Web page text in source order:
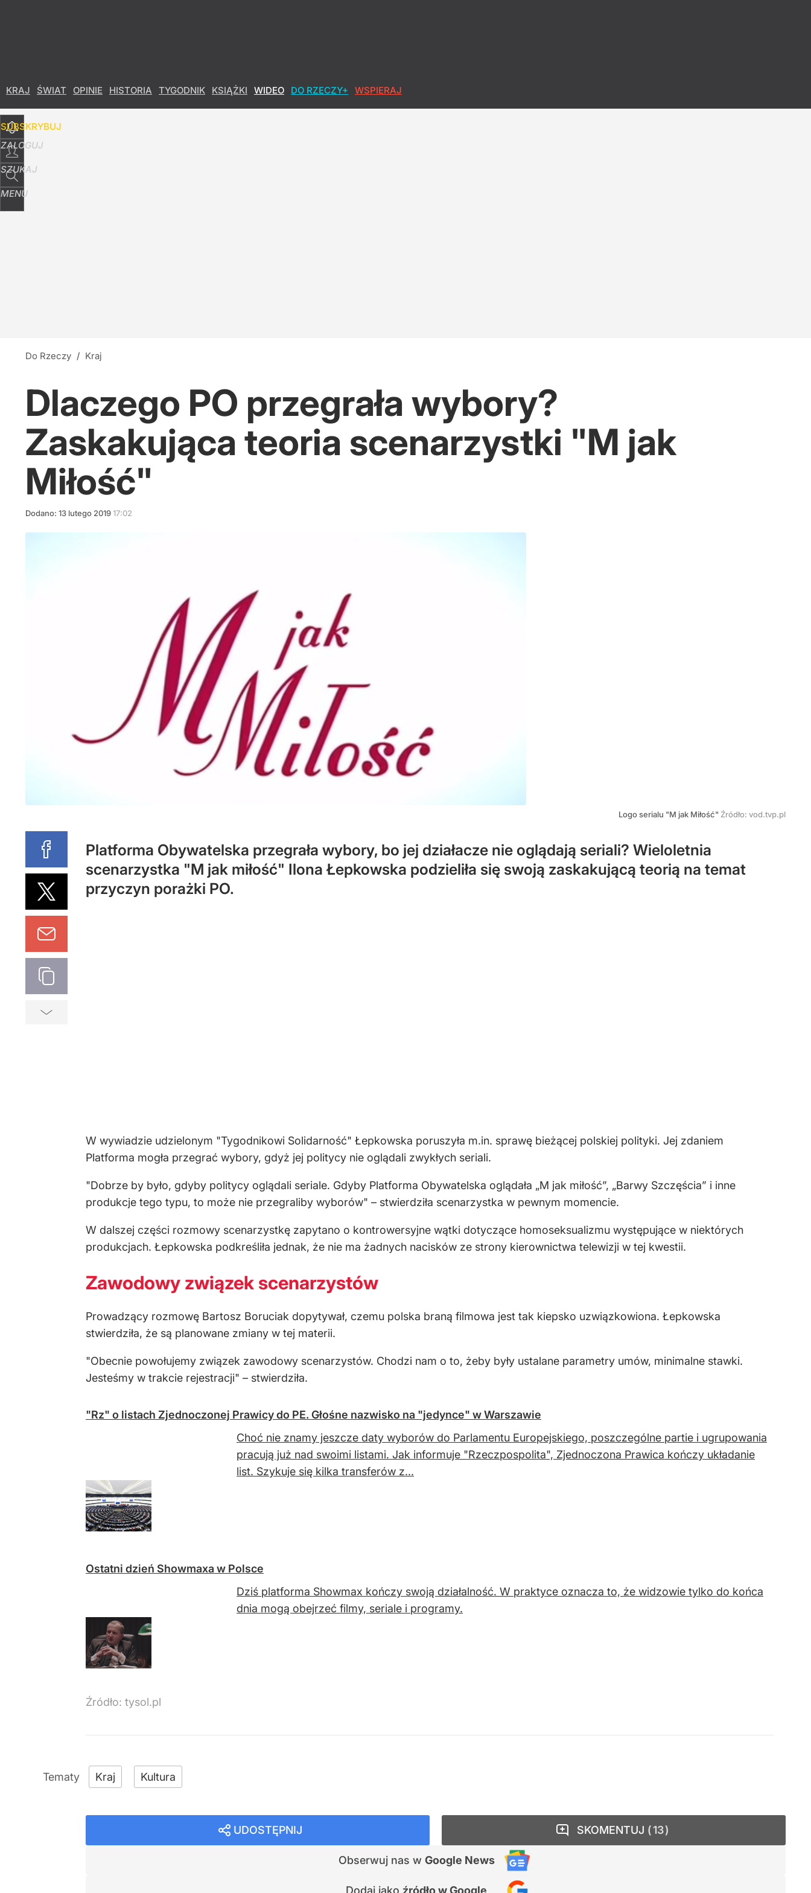
KRAJ ŚWIAT OPINIE HISTORIA TYGODNIK KSIĄŻKI WIDEO DO RZECZY+ WSPIERAJ
SUBSKRYBUJ
ZALOGUJ
SZUKAJ
MENU
Do Rzeczy / Kraj
Dlaczego PO przegrała wybory?
Zaskakująca teoria scenarzystki "M jak
Miłość"
Dodano: 13 lutego 201917:02
Logo serialu "M jak Miłość" Źródło: vod.tvp.pl
Platforma Obywatelska przegrała wybory, bo jej działacze nie oglądają seriali? Wieloletnia
scenarzystka "M jak miłość" Ilona Łepkowska podzieliła się swoją zaskakującą teorią na temat
przyczyn porażki PO.
W wywiadzie udzielonym "Tygodnikowi Solidarność" Łepkowska poruszyła m.in. sprawę bieżącej polskiej polityki. Jej zdaniem
Platforma mogła przegrać wybory, gdyż jej politycy nie oglądali zwykłych seriali.
"Dobrze by było, gdyby politycy oglądali seriale. Gdyby Platforma Obywatelska oglądała „M jak miłość”, „Barwy Szczęścia” i inne
produkcje tego typu, to może nie przegraliby wyborów" – stwierdziła scenarzystka w pewnym momencie.
W dalszej części rozmowy scenarzystkę zapytano o kontrowersyjne wątki dotyczące homoseksualizmu występujące w niektórych
produkcjach. Łepkowska podkreśliła jednak, że nie ma żadnych nacisków ze strony kierownictwa telewizji w tej kwestii.
Zawodowy związek scenarzystów
Prowadzący rozmowę Bartosz Boruciak dopytywał, czemu polska braną filmowa jest tak kiepsko uzwiązkowiona. Łepkowska
stwierdziła, że są planowane zmiany w tej materii.
"Obecnie powołujemy związek zawodowy scenarzystów. Chodzi nam o to, żeby były ustalane parametry umów, minimalne stawki.
Jesteśmy w trakcie rejestracji" – stwierdziła.
"Rz" o listach Zjednoczonej Prawicy do PE. Głośne nazwisko na "jedynce" w Warszawie
Choć nie znamy jeszcze daty wyborów do Parlamentu Europejskiego, poszczególne partie i ugrupowania
pracują już nad swoimi listami. Jak informuje "Rzeczpospolita", Zjednoczona Prawica kończy układanie
list. Szykuje się kilka transferów z...
Ostatni dzień Showmaxa w Polsce
Dziś platforma Showmax kończy swoją działalność. W praktyce oznacza to, że widzowie tylko do końca
dnia mogą obejrzeć filmy, seriale i programy.
Źródło: tysol.pl
Kraj Kultura
UDOSTĘPNIJ
Obserwuj nas w Google News
Dodaj jako źródło w Google
SKOMENTUJ 13